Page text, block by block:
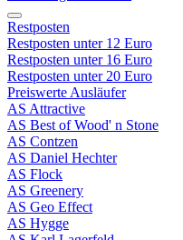
Restposten
Restposten unter 12 Euro
Restposten unter 16 Euro
Restposten unter 20 Euro
Preiswerte Ausläufer
AS Attractive
AS Best of Wood' n Stone
AS Contzen
AS Daniel Hechter
AS Flock
AS Greenery
AS Geo Effect
AS Hygge